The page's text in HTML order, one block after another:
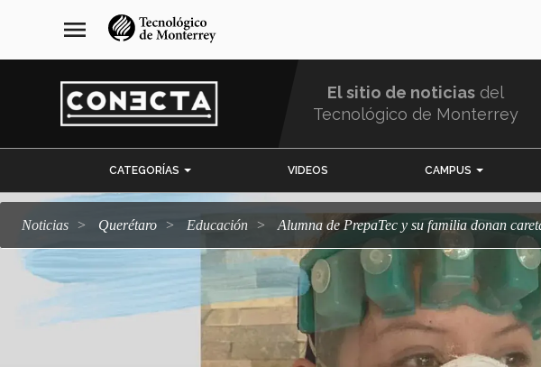
navegación
principal
menu
El sitio de noticias del
Tecnológico de Monterrey
CATEGORÍAS VIDEOS CAMPUS
Noticias Querétaro Educación Alumna de PrepaTec y su familia donan